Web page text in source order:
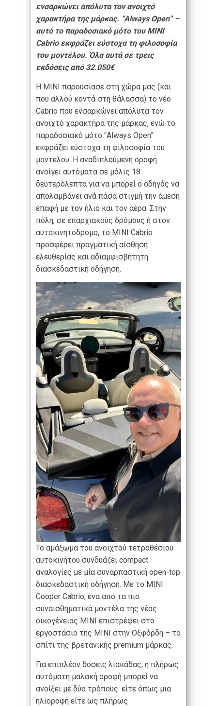
ενσαρκώνει απόλυτα τον ανοιχτό
χαρακτήρα της μάρκας. “Always Open” –
αυτό το παραδοσιακό μότο του MINI
Cabrio εκφράζει εύστοχα τη φιλοσοφία
του μοντέλου. Όλα αυτά σε τρεις
εκδόσεις από 32.050€
Η MINI παρουσίασε στη χώρα μας (και
που αλλού κοντά στη θάλασσα) το νέο
Cabrio που ενσαρκώνει απόλυτα τον
ανοιχτό χαρακτήρα της μάρκας, ενώ το
παραδοσιακό μότο “Always Open”
εκφράζει εύστοχα τη φιλοσοφία του
μοντέλου. Η αναδιπλούμενη οροφή
ανοίγει αυτόματα σε μόλις 18
δευτερόλεπτα για να μπορεί ο οδηγός να
απολαμβάνει ανά πάσα στιγμή την άμεση
επαφή με τον ήλιο και τον αέρα. Στην
πόλη, σε επαρχιακούς δρόμους ή στον
αυτοκινητόδρομο, το MINI Cabrio
προσφέρει πραγματική αίσθηση
ελευθερίας και αδιαμφισβήτητη
διασκεδαστική οδήγηση.
Το αμάξωμα του ανοιχτού τετραθέσιου
αυτοκινήτου συνδυάζει compact
αναλογίες με μία συναρπαστική open-top
διασκεδαστική οδήγηση. Με το MINI
Cooper Cabrio, ένα από τα πιο
συναισθηματικά μοντέλα της νέας
οικογένειας MINI επιστρέφει στο
εργοστάσιο της MINI στην Οξφόρδη – το
σπίτι της βρετανικής premium μάρκας.
Για επιπλέον δόσεις λιακάδας, η πλήρως
αυτόματη μαλακή οροφή μπορεί να
ανοίξει με δύο τρόπους: είτε όπως μια
ηλιοροφή είτε ως πλήρως